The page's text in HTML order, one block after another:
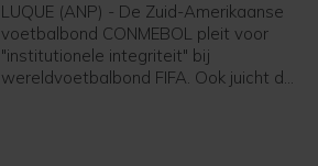
LUQUE (ANP) - De Zuid-Amerikaanse
voetbalbond CONMEBOL pleit voor
"institutionele integriteit" bij
wereldvoetbalbond FIFA. Ook juicht de